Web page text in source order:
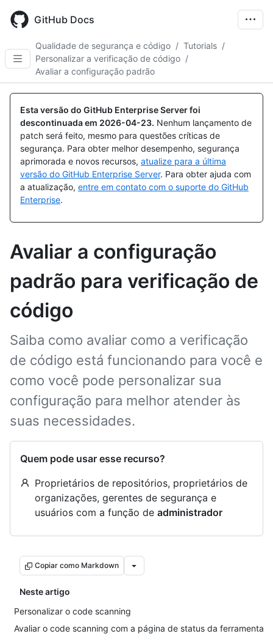
main
GitHub Docs
Qualidade de segurança e código / Tutorials /
Personalizar a verificação de código /
Avaliar a configuração padrão
Esta versão do GitHub Enterprise Server foi
descontinuada em 2026-04-23. Nenhum lançamento de
patch será feito, mesmo para questões críticas de
segurança. Para obter melhor desempenho, segurança
aprimorada e novos recursos, atualize para a última
versão do GitHub Enterprise Server. Para obter ajuda com
a atualização, entre em contato com o suporte do GitHub
Enterprise.
Avaliar a configuração
padrão para verificação de
código
Saiba como avaliar como a verificação
de código está funcionando para você e
como você pode personalizar sua
configuração para melhor atender às
suas necessidades.
Quem pode usar esse recurso?
Proprietários de repositórios, proprietários de
organizações, gerentes de segurança e
usuários com a função de administrador
Copiar como Markdown
Neste artigo
Personalizar o code scanning
Avaliar o code scanning com a página de status da ferramenta